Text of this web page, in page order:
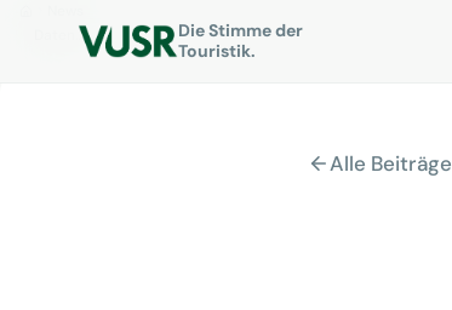
Die Stimme der
Touristik.
Datenskandal: Reisebüros fordern umfassende Aufklärung
Alle Beiträge